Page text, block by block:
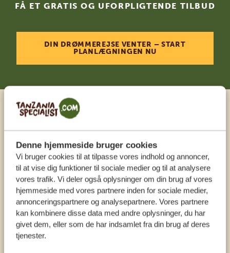
Denne hjemmeside bruger cookies
Vi bruger cookies til at tilpasse vores indhold og annoncer,
til at vise dig funktioner til sociale medier og til at analysere
vores trafik. Vi deler også oplysninger om din brug af vores
hjemmeside med vores partnere inden for sociale medier,
annonceringspartnere og analysepartnere. Vores partnere
kan kombinere disse data med andre oplysninger, du har
givet dem, eller som de har indsamlet fra din brug af deres
tjenester.
FÅ ET GRATIS OG UFORPLIGTENDE TILBUD
DIN DRØMMEREJSE VENTER – START
PLANLÆGNINGEN NU
Ring til en ekspert
VORES SPECIALISTER SIDDER KLAR TIL AT
HJÆLPE DIG
DA: +4589878233
KONTAKT OS